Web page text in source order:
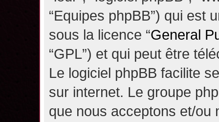
“Equipes phpBB”) qui est
sous la licence “General
“GPL”) et qui peut être
Le logiciel phpBB facilite
sur internet. Le groupe
que nous acceptons et/ou